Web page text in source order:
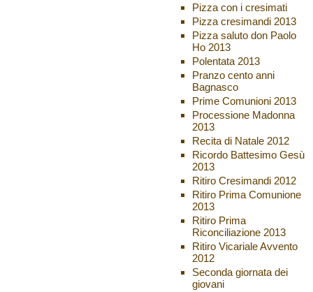
Pizza con i cresimati
Pizza cresimandi 2013
Pizza saluto don Paolo
Ho 2013
Polentata 2013
Pranzo cento anni
Bagnasco
Prime Comunioni 2013
Processione Madonna
2013
Recita di Natale 2012
Ricordo Battesimo Gesù
2013
Ritiro Cresimandi 2012
Ritiro Prima Comunione
2013
Ritiro Prima
Riconciliazione 2013
Ritiro Vicariale Avvento
2012
Seconda giornata dei
giovani